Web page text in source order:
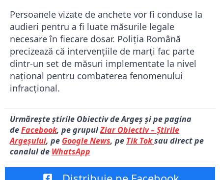
Persoanele vizate de anchete vor fi conduse la
audieri pentru a fi luate măsurile legale
necesare în fiecare dosar. Poliția Română
precizează că intervențiile de marți fac parte
dintr-un set de măsuri implementate la nivel
național pentru combaterea fenomenului
infracțional.
Urmărește știrile Obiectiv de Argeș și pe pagina
deFacebook, pe grupulZiar Obiectiv – Știrile
Argeșului, pe Google News, pe Tik Toksau direct pe
canalul de WhatsApp